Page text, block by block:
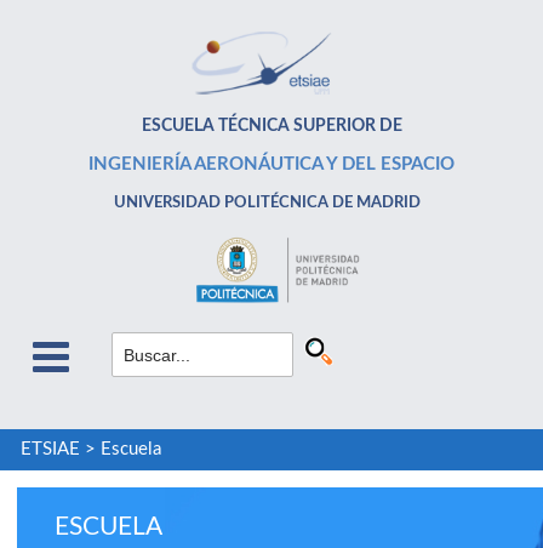
ESCUELA TÉCNICA SUPERIOR DE
INGENIERÍA AERONÁUTICA Y DEL ESPACIO
UNIVERSIDAD POLITÉCNICA DE MADRID
ETSIAE > Escuela
ESCUELA